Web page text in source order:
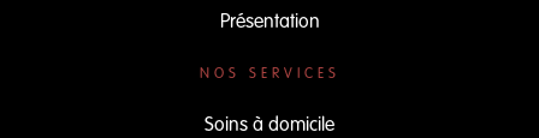
Présentation
NOS SERVICES
Soins à domicile